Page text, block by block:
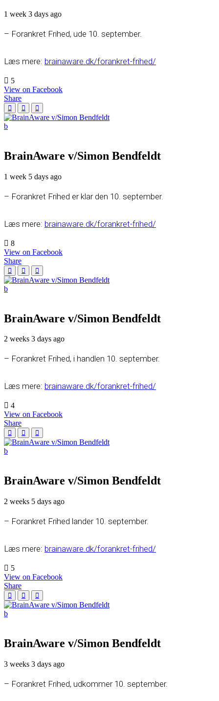
1 week 3 days ago
– Forankret Frihed, ude 10. september.
Læs mere: brainaware.dk/forankret-frihed/
5
View on Facebook
Share
BrainAware v/Simon Bendfeldt
1 week 5 days ago
– Forankret Frihed er klar den 10. september.
Læs mere: brainaware.dk/forankret-frihed/
8
View on Facebook
Share
BrainAware v/Simon Bendfeldt
2 weeks 3 days ago
– Forankret Frihed, i handlen 10. september.
Læs mere: brainaware.dk/forankret-frihed/
4
View on Facebook
Share
BrainAware v/Simon Bendfeldt
2 weeks 5 days ago
– Forankret Frihed lander 10. september.
Læs mere: brainaware.dk/forankret-frihed/
5
View on Facebook
Share
BrainAware v/Simon Bendfeldt
3 weeks 3 days ago
– Forankret Frihed, udkommer 10. september.